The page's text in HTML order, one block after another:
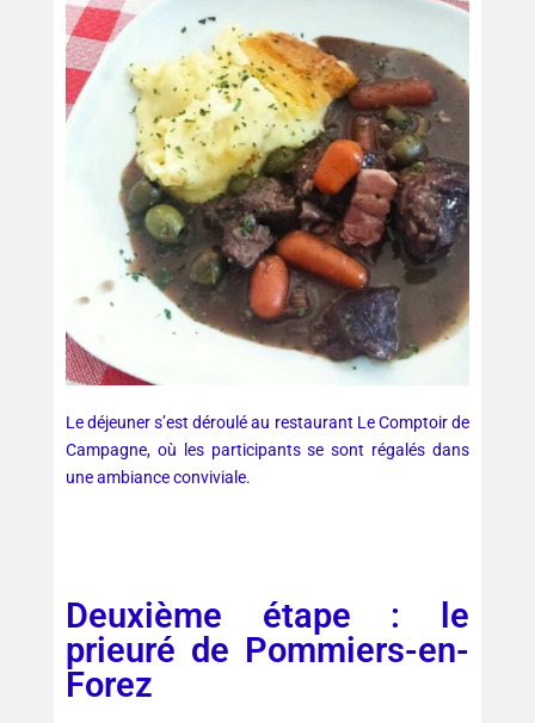
Le déjeuner s’est déroulé au restaurant Le Comptoir de
Campagne, où les participants se sont régalés dans
une ambiance conviviale.
Deuxième étape : le
prieuré de Pommiers-en-
Forez